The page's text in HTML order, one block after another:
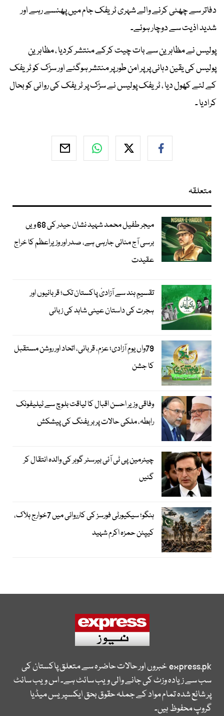
دفاتر سے چھٹی کرنے والے شہری ٹریفک جام میں پھنسے رہے اور
شدید اذیت سے دوچار ہوئے۔
پولیس نے مظاہرین سے بات چیت کرکے منتشر کردیا ، مظاہرین
پولیس کی یقین دہانی پر پر امن طور پر منتشر ہوگئے اور سڑک کو ٹریفک
کے لئے کھول دیا ، ٹریفک پولیس نے سڑک پر ٹریفک کی روانی کو بحال
کرادیا ۔
متعلقہ
میجر طفیل محمد شہید نشان حیدر کی 68 ویں
برسی آج منائی جارہی ہے، صدر اور وزیراعظم کا خراج
عقیدت
تقسیمِ ہند سے آزادیٔ پاکستان تک؛ قربانیوں اور
ہجرت کی داستان عینی شاہد کی زبانی
79واں یومِ آزادی؛ عزم، قربانی، اتحاد اور روشن مستقبل
کا جشن
وفاقی وزیر احسن اقبال کا لیاقت بلوچ سے ٹیلیفونک
رابطہ، ملکی حالات پر بریفنگ کی پیشکش
چیئرمین پی ٹی آئی بیرسٹر گوہر کی والدہ انتقال کر
گئیں
ہنگو؛ سیکیورٹی فورسز کی کارروائی میں 7خوارج ہلاک،
کیپٹن حمزہ اکرم شہید
express.pkخبروں اور حالات حاضرہ سے متعلق پاکستان کی
سب سے زیادہ وزٹ کی جانے والی ویب سائٹ ہے۔ اس ویب سائٹ
پر شائع شدہ تمام مواد کے جملہ حقوق بحق ایکسپریس میڈیا
گروپ محفوظ ہیں۔